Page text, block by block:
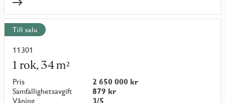
Till salu
11301
1 rok, 34 m²
Pris
2 650 000 kr
Samfällighetsavgift
879 kr
Våning
3/5
Läs
mer
om
objekt
{objectNumber}